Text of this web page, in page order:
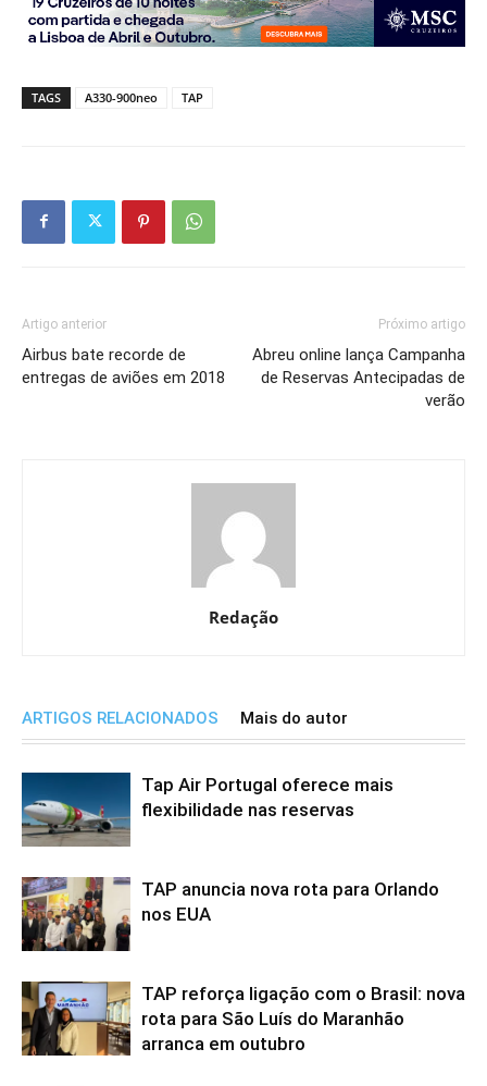
TAGS A330-900neo TAP
Artigo anterior
Airbus bate recorde de
entregas de aviões em 2018
Próximo artigo
Abreu online lança Campanha
de Reservas Antecipadas de
verão
Redação
ARTIGOS RELACIONADOS Mais do autor
Tap Air Portugal oferece mais
flexibilidade nas reservas
TAP anuncia nova rota para Orlando
nos EUA
TAP reforça ligação com o Brasil: nova
rota para São Luís do Maranhão
arranca em outubro